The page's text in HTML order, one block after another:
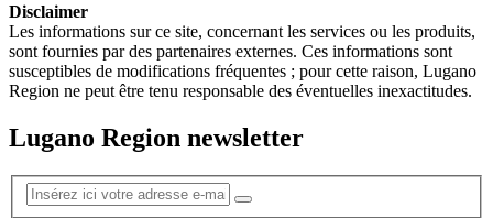
Disclaimer
Les informations sur ce site, concernant les services ou les produits,
sont fournies par des partenaires externes. Ces informations sont
susceptibles de modifications fréquentes ; pour cette raison, Lugano
Region ne peut être tenu responsable des éventuelles inexactitudes.
Lugano Region newsletter